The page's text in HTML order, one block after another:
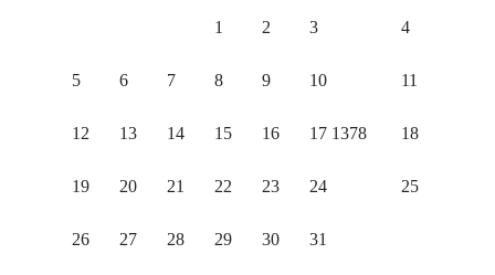
1 2 3 4
5 6 7 8 9 10 11
12 13 14 15 16 17 1378 18
19 20 21 22 23 24 25
26 27 28 29 30 31